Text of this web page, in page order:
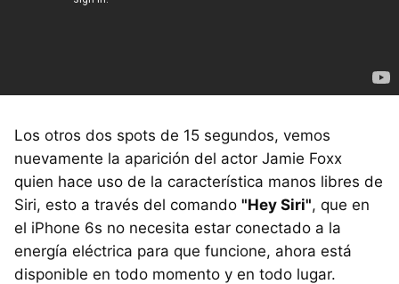
Los otros dos spots de 15 segundos, vemos
nuevamente la aparición del actor Jamie Foxx
quien hace uso de la característica manos libres de
Siri, esto a través del comando "Hey Siri", que en
el iPhone 6s no necesita estar conectado a la
energía eléctrica para que funcione, ahora está
disponible en todo momento y en todo lugar.